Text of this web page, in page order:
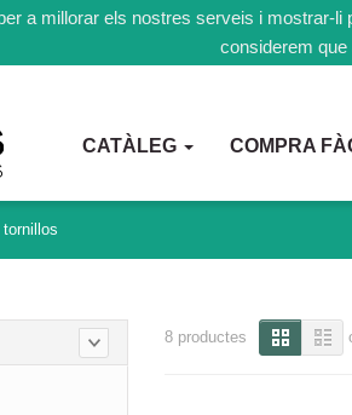
a millorar els nostres serveis i mostrar-
considerem
CATÀLEG COMPRA
tornillos
8 productes